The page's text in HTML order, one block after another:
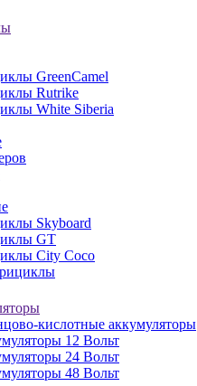
GreenCamel
Rutrike
White Siberia
Skyboard
GT
City Coco
кислотные аккумуляторы
12 Вольт
24 Вольт
48 Вольт